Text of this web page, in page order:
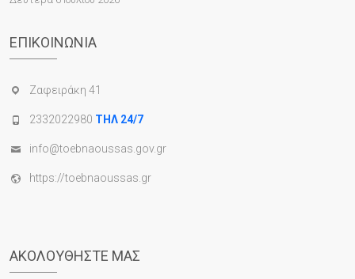
ΕΠΙΚΟΙΝΩΝΊΑ
Ζαφειράκη 41
2332022980 ΤΗΛ 24/7
info@toebnaoussas.gov.gr
https://toebnaoussas.gr
ΑΚΟΛΟΥΘΉΣΤΕ ΜΑΣ